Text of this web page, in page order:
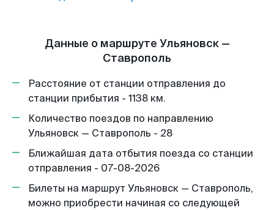
Данные о маршруте Ульяновск —
Ставрополь
Расстояние от станции отправления до
станции прибытия - 1138 км.
Количество поездов по направлению
Ульяновск — Ставрополь - 28
Ближайшая дата отбытия поезда со станции
отправления - 07-08-2026
Билеты на маршрут Ульяновск — Ставрополь,
можно приобрести начиная со следующей